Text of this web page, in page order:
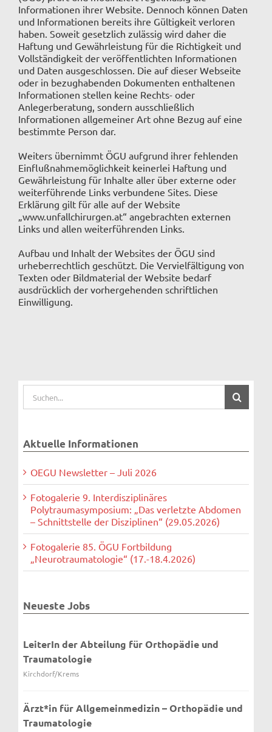
Informationen ihrer Website. Dennoch können Daten
und Informationen bereits ihre Gültigkeit verloren
haben. Soweit gesetzlich zulässig wird daher die
Haftung und Gewährleistung für die Richtigkeit und
Vollständigkeit der veröffentlichten Informationen
und Daten ausgeschlossen. Die auf dieser Webseite
oder in bezughabenden Dokumenten enthaltenen
Informationen stellen keine Rechts- oder
Anlegerberatung, sondern ausschließlich
Informationen allgemeiner Art ohne Bezug auf eine
bestimmte Person dar.
Weiters übernimmt ÖGU aufgrund ihrer fehlenden
Einflußnahmemöglichkeit keinerlei Haftung und
Gewährleistung für Inhalte aller über externe oder
weiterführende Links verbundene Sites. Diese
Erklärung gilt für alle auf der Website
„www.unfallchirurgen.at“ angebrachten externen
Links und allen weiterführenden Links.
Aufbau und Inhalt der Websites der ÖGU sind
urheberrechtlich geschützt. Die Vervielfältigung von
Texten oder Bildmaterial der Website bedarf
ausdrücklich der vorhergehenden schriftlichen
Einwilligung.
nach:
Aktuelle Informationen
OEGU Newsletter – Juli 2026
Fotogalerie 9. Interdisziplinäres
Polytraumasymposium: „Das verletzte Abdomen
– Schnittstelle der Disziplinen“ (29.05.2026)
Fotogalerie 85. ÖGU Fortbildung
„Neurotraumatologie“ (17.-18.4.2026)
Neueste Jobs
LeiterIn der Abteilung für Orthopädie und
Traumatologie
Kirchdorf/Krems
Ärzt*in für Allgemeinmedizin – Orthopädie und
Traumatologie